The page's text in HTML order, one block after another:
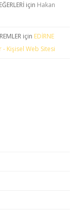
için Hakan
için EDİRNE
- Kişisel Web Sitesi